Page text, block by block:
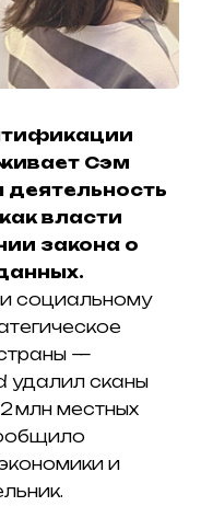
Сэм
власти
закона о
социальному
—
удалил сканы
млн местных
и